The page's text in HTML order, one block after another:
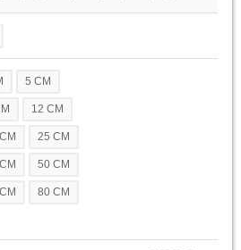
5 CM
12 CM
25 CM
50 CM
80 CM